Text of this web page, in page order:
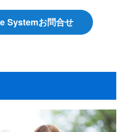
Systemお問合せ